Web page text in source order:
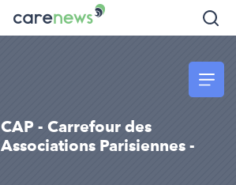
Carenews,
Le
l'engagement
CAP - Carrefour des
Associations Parisiennes -